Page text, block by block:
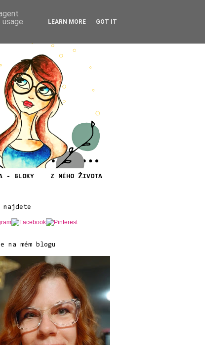
- BLOKY Z MÉHO ŽIVOTA
najdete
na mém blogu
LEARN MORE GOT IT